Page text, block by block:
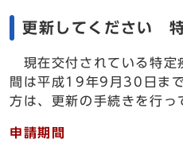
更新してください
現在交付されている特定
間は平成19年9月30日ま
方は、更新の手続きを行っ
申請期間